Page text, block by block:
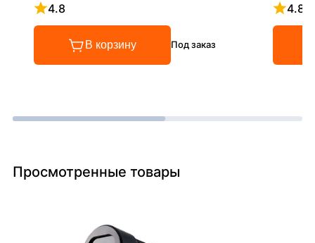
4.8
Рейтинг 4.8 из 5
В корзину Под заказ
4.8
Просмотренные товары